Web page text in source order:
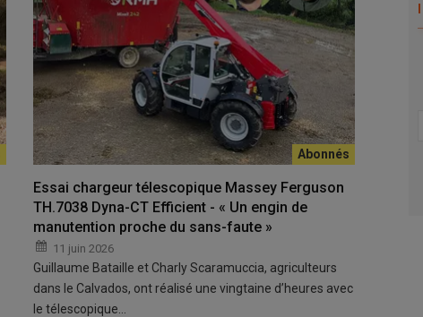
Essai chargeur télescopique Massey Ferguson
TH.7038 Dyna-CT Efficient - « Un engin de
manutention proche du sans-faute »
11 juin 2026
Guillaume Bataille et Charly Scaramuccia, agriculteurs
dans le Calvados, ont réalisé une vingtaine d’heures avec
le télescopique…